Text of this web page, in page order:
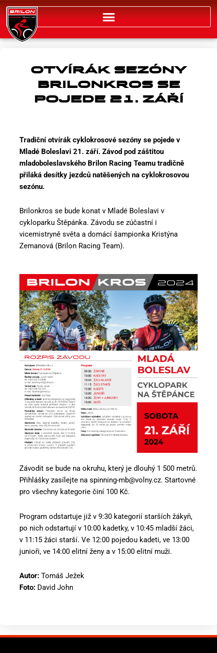
Přeskočit
na
obsah
OTVÍRÁK SEZÓNY
BRILONKROS SE
POJEDE 21. ZÁŘÍ
Tradiční otvírák cyklokrosové sezóny se pojede v
Mladé Boleslavi 21. září. Závod pod záštitou
mladoboleslavského Brilon Racing Teamu tradičně
přiláká desítky jezdců natěšených na cyklokrosovou
sezónu.
Brilonkros se bude konat v Mladé Boleslavi v
cykloparku Štěpánka. Závodu se zúčastní i
vicemistryně světa a domácí šampionka Kristýna
Zemanová (Brilon Racing Team).
Závodit se bude na okruhu, který je dlouhý 1 500 metrů.
Přihlášky zasílejte na spinning-mb@volny.cz. Startovné
pro všechny kategorie činí 100 Kč.
Program odstartuje již v 9:30 kategorií starších žákyň,
po nich odstartují v 10:00 kadetky, v 10:45 mladší žáci,
v 11:15 žáci starší. Ve 12:00 pojedou kadeti, ve 13:00
junioři, ve 14:00 elitní ženy a v 15:00 elitní muži.
Autor: Tomáš Ježek
Foto: David John